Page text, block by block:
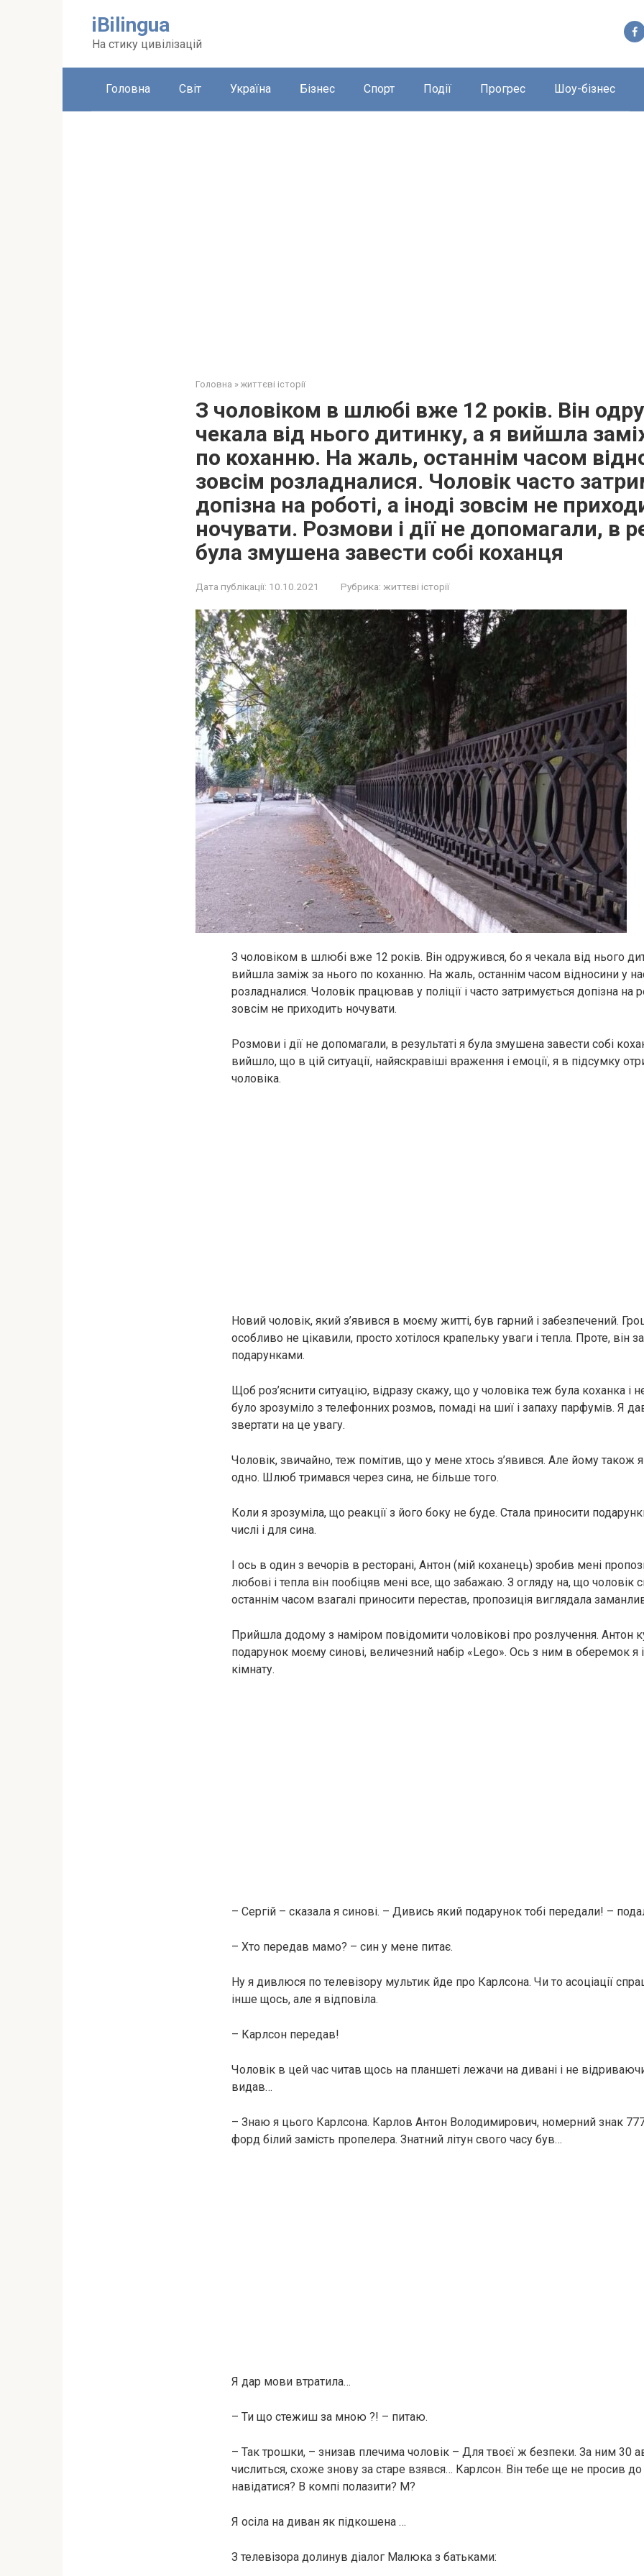
iBilingua
На стику цивілізацій
Головна Світ Україна Бізнес Спорт Події Прогрес Шоу-бізнес
Головна » життєві історії
З чоловіком в шлюбі вже 12 років. Він
чекала від нього дитинку, а я вийшла
по коханню. На жаль, останнім часом
зовсім розладналися. Чоловік часто
допізна на роботі, а іноді зовсім не
ночувати. Розмови і дії не допомагали, в
була змушена завести собі коханця
Дата публікації: 10.10.2021 Рубрика: життєві історії
З чоловіком в шлюбі вже 12 років. Він одружився, бо я чекала від нього
вийшла заміж за нього по коханню. На жаль, останнім часом відносини у
розладналися. Чоловік працював у поліції і часто затримується допізна на
зовсім не приходить ночувати.
Розмови і дії не допомагали, в результаті я була змушена завести собі
вийшло, що в цій ситуації, найяскравіші враження і емоції, я в підсумку
чоловіка.
Новий чоловік, який з’явився в моєму житті, був гарний і забезпечений.
особливо не цікавили, просто хотілося крапельку уваги і тепла. Проте, він
подарунками.
Щоб роз’яснити ситуацію, відразу скажу, що у чоловіка теж була коханка і
було зрозуміло з телефонних розмов, помаді на шиї і запаху парфумів. Я
звертати на це увагу.
Чоловік, звичайно, теж помітив, що у мене хтось з’явився. Але йому також
одно. Шлюб тримався через сина, не більше того.
Коли я зрозуміла, що реакції з його боку не буде. Стала приносити
числі і для сина.
І ось в один з вечорів в ресторані, Антон (мій коханець) зробив мені
любові і тепла він пообіцяв мені все, що забажаю. З огляду на, що чоловік
останнім часом взагалі приносити перестав, пропозиція виглядала
Прийшла додому з наміром повідомити чоловікові про розлучення. Антон
подарунок моєму синові, величезний набір «Lego». Ось з ним в оберемок я
кімнату.
– Сергій – сказала я синові. – Дивись який подарунок тобі передали! –
– Хто передав мамо? – син у мене питає.
Ну я дивлюся по телевізору мультик йде про Карлсона. Чи то асоціації
інше щось, але я відповіла.
– Карлсон передав!
Чоловік в цей час читав щось на планшеті лежачи на дивані і не
видав…
– Знаю я цього Карлсона. Карлов Антон Володимирович, номерний знак
форд білий замість пропелера. Знатний літун свого часу був…
Я дар мови втратила…
– Ти що стежиш за мною ?! – питаю.
– Так трошки, – знизав плечима чоловік – Для твоєї ж безпеки. За ним 30
числиться, схоже знову за старе взявся… Карлсон. Він тебе ще не просив
навідатися? В компі полазити? М?
Я осіла на диван як підкошена …
З телевізора долинув діалог Малюка з батьками: